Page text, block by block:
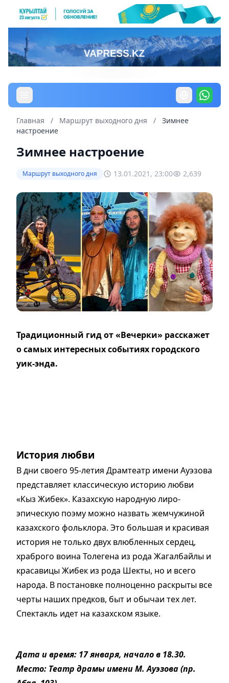
Главная / Маршрут выходного дня /
Зимнее
настроение
Зимнее настроение
Маршрут выходного дня 13.01.2021, 23:00 2,639
Традиционный гид от «Вечерки» расскажет
о самых интересных событиях городского
уик-энда.
История любви
В дни своего 95-летия Драмтеатр имени Ауэзова
представляет классическую историю любви
«Кыз Жибек». Казахскую народную лиро-
эпическую поэму можно назвать жемчужиной
казахского фольклора. Это большая и красивая
история не только двух влюбленных сердец,
храброго воина Толегена из рода Жагалбайлы и
красавицы Жибек из рода Шекты, но и всего
народа. В постановке полноценно раскрыты все
черты наших предков, быт и обычаи тех лет.
Спектакль идет на казахском языке.
Дата и время: 17 января, начало в 18.30.
Место: Театр драмы имени М. Ауэзова (пр.